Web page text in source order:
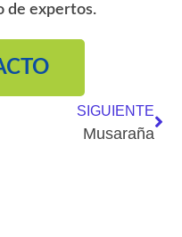
de expertos.
SIGUIENTE
Musaraña